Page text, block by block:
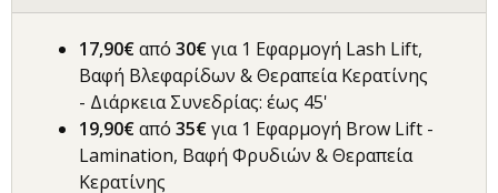
17,90€από 30€για 1 Εφαρμογή Lash Lift,
Βαφή Βλεφαρίδων & Θεραπεία Κερατίνης
- Διάρκεια Συνεδρίας: έως 45'
19,90€από 35€για 1 Εφαρμογή Brow Lift -
Lamination, Βαφή Φρυδιών & Θεραπεία
Κερατίνης